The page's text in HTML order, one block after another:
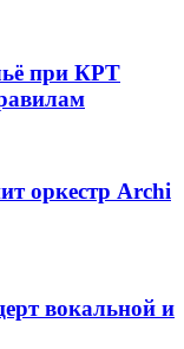
при КРТ
оркестр Archi
вокальной и